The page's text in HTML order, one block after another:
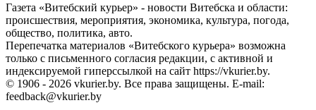
Газета «Витебский курьер» - новости Витебска и области:
происшествия, мероприятия, экономика, культура, погода,
общество, политика, авто.
Перепечатка материалов «Витебского курьера» возможна
только с письменного согласия редакции, с активной и
индексируемой гиперссылкой на сайт https://vkurier.by.
© 1906 - 2026 vkurier.by. Все права защищены. E-mail:
feedback@vkurier.by